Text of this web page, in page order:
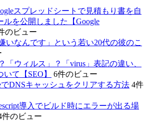
スプレッドシートで見積もり書を自
ルを公開しました【Google
のビュー
いなんです」という若い20代の彼のこ
「ウィルス」？「virus」表記の違い、
て【SEO】
6件のビュー
でDNSキャッシュをクリアする方法 4件
導入でビルド時にエラーが出る場
件のビュー